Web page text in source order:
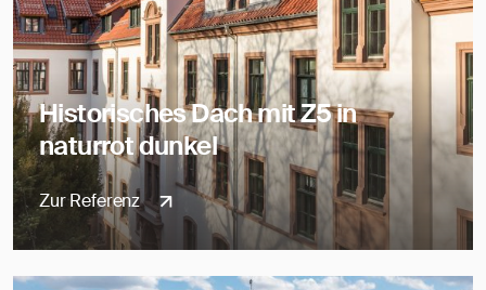
Historisches Dach mit Z5 in
naturrot dunkel
Zur Referenz